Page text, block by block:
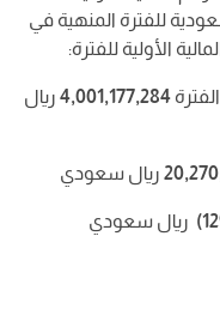
للفترة المنهية في
4,001,177,284 ريال
ريال سعودي
ريال سعودي